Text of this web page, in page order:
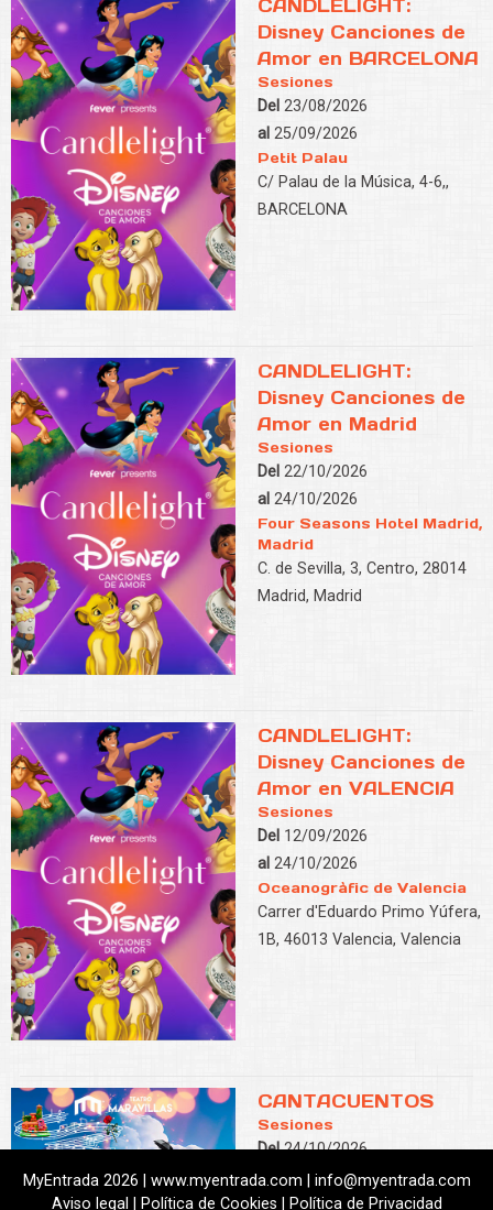
CANDLELIGHT:
Disney Canciones de
Amor en BARCELONA
Sesiones
Del 23/08/2026
al 25/09/2026
Petit Palau
C/ Palau de la Música, 4-6,,
BARCELONA
CANDLELIGHT:
Disney Canciones de
Amor en Madrid
Sesiones
Del 22/10/2026
al 24/10/2026
Four Seasons Hotel Madrid,
Madrid
C. de Sevilla, 3, Centro, 28014
Madrid, Madrid
CANDLELIGHT:
Disney Canciones de
Amor en VALENCIA
Sesiones
Del 12/09/2026
al 24/10/2026
Oceanogràfic de Valencia
Carrer d'Eduardo Primo Yúfera,
1B, 46013 Valencia, Valencia
CANTACUENTOS
Sesiones
Del24/10/2026
al28/11/2026
Teatro MARAVILLAS
MyEntrada 2026 | www.myentrada.com | info@myentrada.com
Aviso legal
Política de Cookies Política de Privacidad